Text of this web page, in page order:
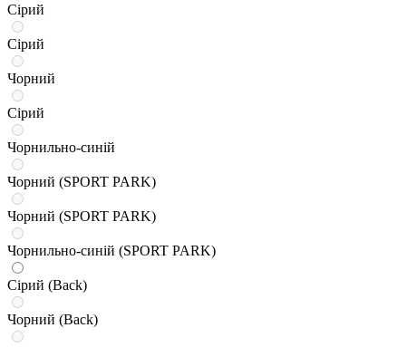
Сірий
Сірий
Чорний
Сірий
Чорнильно-синій
Чорний (SPORT PARK)
Чорний (SPORT PARK)
Чорнильно-синій (SPORT PARK)
Сірий (Back)
Чорний (Back)